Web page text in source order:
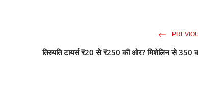
तिरुपति टायर्स ₹20 से ₹250 की ओर? मिशेलिन से 350